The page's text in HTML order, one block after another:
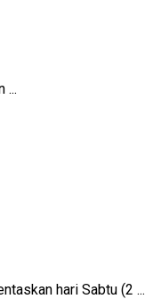
...
hari Sabtu (2 ...